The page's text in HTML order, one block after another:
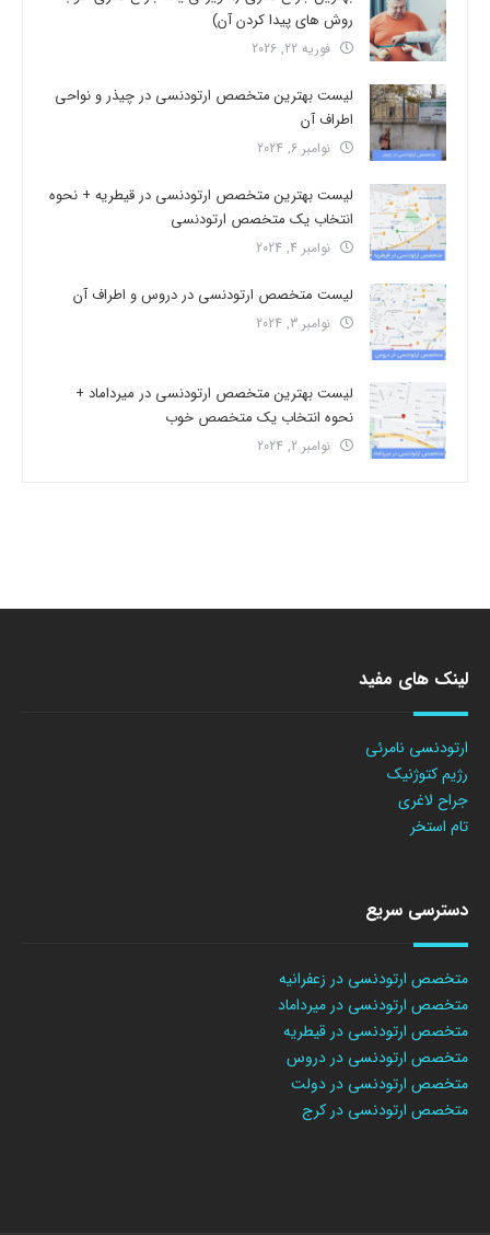
روش های پیدا کردن آن)
فوریه 22, 2026
لیست بهترین متخصص ارتودنسی در چیذر و نواحی
اطراف آن
نوامبر 6, 2024
لیست بهترین متخصص ارتودنسی در قیطریه + نحوه
انتخاب یک متخصص ارتودنسی
نوامبر 4, 2024
لیست متخصص ارتودنسی در دروس و اطراف آن
نوامبر 3, 2024
لیست بهترین متخصص ارتودنسی در میرداماد +
نحوه انتخاب یک متخصص خوب
نوامبر 2, 2024
لینک های مفید
ارتودنسی نامرئی
رژیم کتوژنیک
جراح لاغری
تام استخر
دسترسی سریع
متخصص ارتودنسی در زعفرانیه
متخصص ارتودنسی در میرداماد
متخصص ارتودنسی در قیطریه
متخصص ارتودنسی در دروس
متخصص ارتودنسی در دولت
متخصص ارتودنسی در کرج